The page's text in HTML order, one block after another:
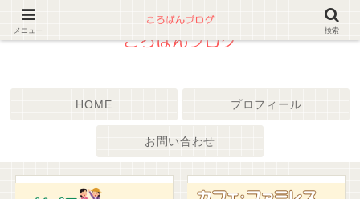
HOME プロフィール
お問い合わせ
メニュー 検索